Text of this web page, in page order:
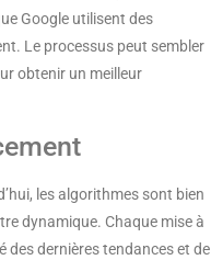
Google utilisent des
Le processus peut sembler
obtenir un meilleur
les algorithmes sont bien
dynamique. Chaque mise à
dernières tendances et de